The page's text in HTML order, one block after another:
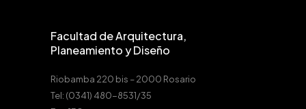
Facultad de Arquitectura,
Planeamiento y Diseño
Riobamba 220 bis – 2000 Rosario
Tel: (0341) 480-8531/35